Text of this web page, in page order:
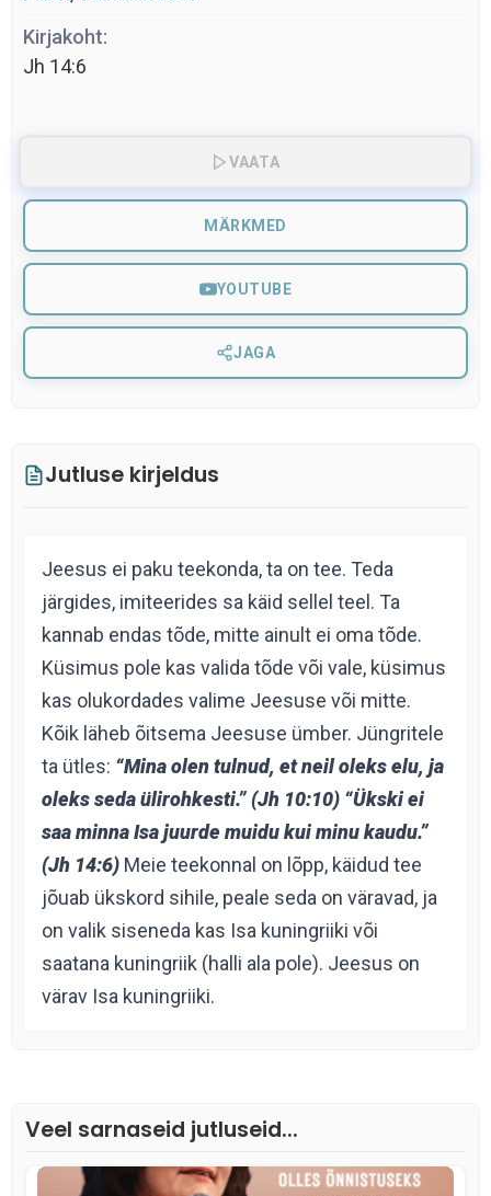
Kirjakoht:
Jh 14:6
VAATA
MÄRKMED
YOUTUBE
JAGA
Jutluse kirjeldus
Jeesus ei paku teekonda, ta on tee. Teda
järgides, imiteerides sa käid sellel teel. Ta
kannab endas tõde, mitte ainult ei oma tõde.
Küsimus pole kas valida tõde või vale, küsimus
kas olukordades valime Jeesuse või mitte.
Kõik läheb õitsema Jeesuse ümber. Jüngritele
ta ütles: “Mina olen tulnud, et neil olekselu, ja
oleks seda ülirohkesti.” (Jh 10:10) “Ükski ei
saa minna Isa juurde muidu kui minu kaudu.”
(Jh 14:6) Meie teekonnal on lõpp, käidud tee
jõuab ükskord sihile, peale seda on väravad, ja
on valik siseneda kas Isa kuningriiki või
saatana kuningriik (halli ala pole). Jeesus on
värav Isa kuningriiki.
Veel sarnaseid jutluseid...